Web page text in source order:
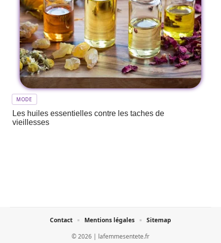
MODE
Les huiles essentielles contre les taches de
vieillesses
© 2026 | lafemmesentete.fr
Contact Mentions légales Sitemap